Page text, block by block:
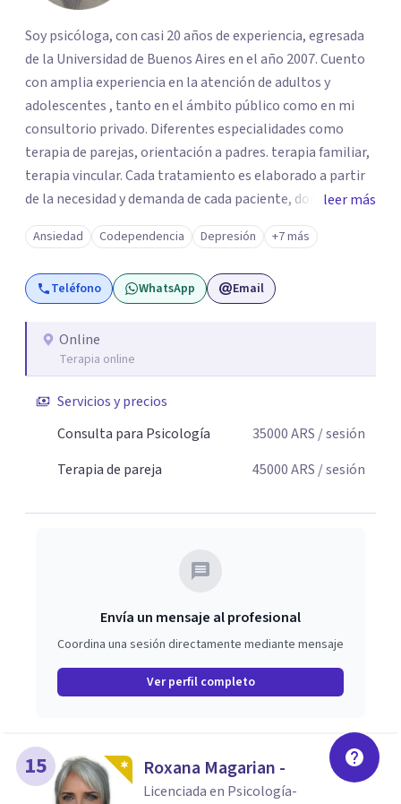
Soy psicóloga, con casi 20 años de experiencia, egresada
de la Universidad de Buenos Aires en el año 2007. Cuento
con amplia experiencia en la atención de adultos y
adolescentes , tanto en el ámbito público como en mi
consultorio privado. Diferentes especialidades como
terapia de parejas, orientación a padres. terapia familiar,
terapia vincular. Cada tratamiento es elaborado a partir
de la necesidad y demanda de cada paciente, donde
ambos vamos ejercer un papel activo en la orientación de
la terapia. Para ello utilizo recursos técnicos amplios y
flexibles, adaptados al momento y problemática de cada
persona.
leer más
Ansiedad Codependencia Depresión +7 más
Teléfono WhatsApp Email
Online
Terapia online
Servicios y precios
Consulta para Psicología
35000ARS / sesión
Terapia de pareja
45000ARS / sesión
Envía un mensaje al profesional
Coordina una sesión directamente mediante mensaje
Ver perfil completo
15 Roxana Magarian -
Licenciada en Psicología-